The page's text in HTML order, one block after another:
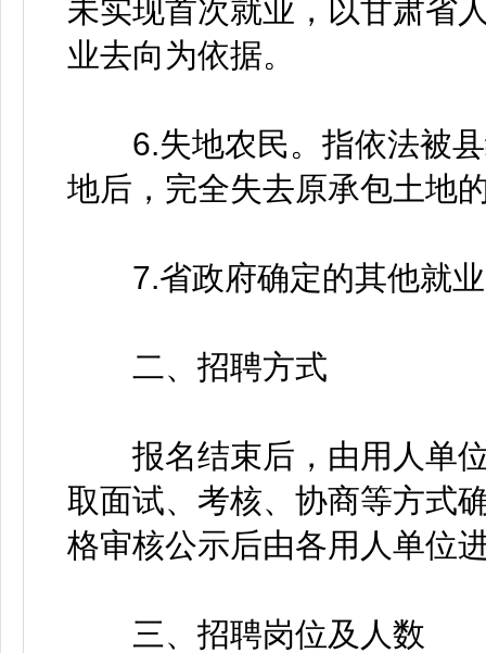
未实现首次就业，以甘肃省
业去向为依据。
6.失地农民。指依法被县
地后，完全失去原承包土地
7.省政府确定的其他就业
二、招聘方式
报名结束后，由用人单位
取面试、考核、协商等方式
格审核公示后由各用人单位
三、招聘岗位及人数